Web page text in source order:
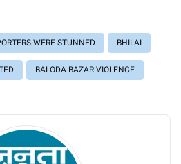
WERE STUNNED BHILAI
BALODA BAZAR VIOLENCE